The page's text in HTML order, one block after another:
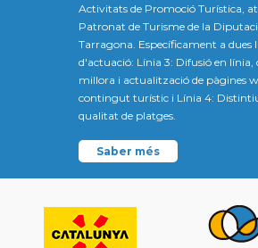
Activitats de Promoció Turística,
Patronat de Turisme de la
Tarragona. Específicament a dues
d'actuació: Línia 3: Difusió en línia,
millora i actualització de pàgines
contingut turístic i Línia 4:
qualitat de platges.
Saber més